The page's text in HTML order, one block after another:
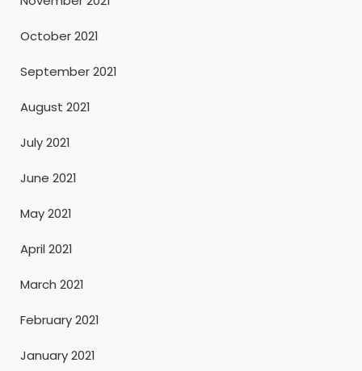
October 2021
September 2021
August 2021
July 2021
June 2021
May 2021
April 2021
March 2021
February 2021
January 2021